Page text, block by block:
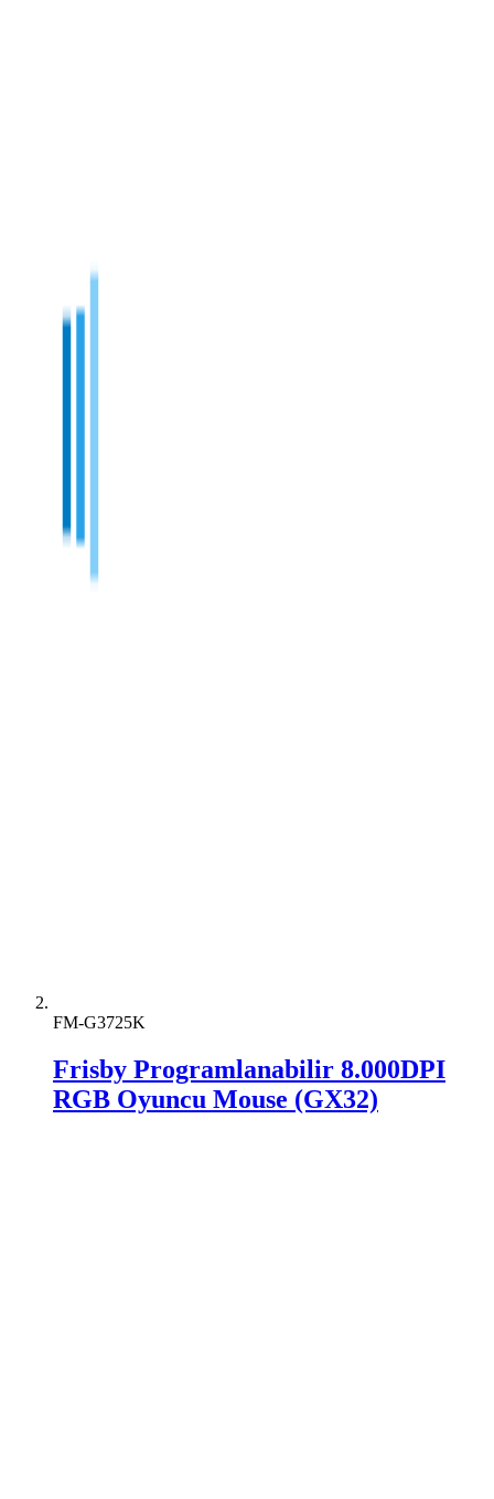
FM-G3725K
Frisby Programlanabilir 8.000DPI
RGB Oyuncu Mouse (GX32)